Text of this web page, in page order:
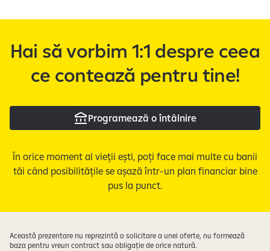
Hai să vorbim 1:1 despre ceea
ce contează pentru tine!
Programează o întâlnire
În orice moment al vieții ești, poți face mai multe cu banii
tăi când posibilitățile se așază într-un plan financiar bine
pus la punct.
Această prezentare nu reprezintă o solicitare a unei oferte, nu formează
baza pentru vreun contract sau obligație de orice natură.